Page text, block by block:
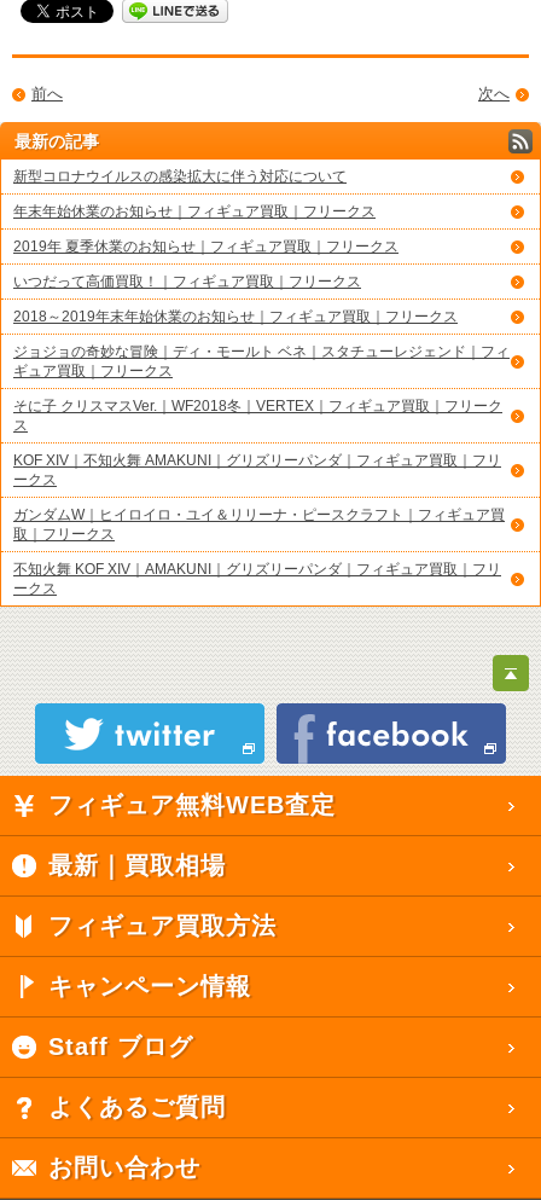
次へ
前へ
最新の記事
新型コロナウイルスの感染拡大に伴う対応について
年末年始休業のお知らせ｜フィギュア買取｜フリークス
2019年 夏季休業のお知らせ｜フィギュア買取｜フリークス
いつだって高価買取！｜フィギュア買取｜フリークス
2018～2019年末年始休業のお知らせ｜フィギュア買取｜フリークス
ジョジョの奇妙な冒険｜ディ・モールト ベネ｜スタチューレジェンド｜フィ
ギュア買取｜フリークス
そに子 クリスマスVer.｜WF2018冬｜VERTEX｜フィギュア買取｜フリーク
ス
KOF XIV｜不知火舞 AMAKUNI｜グリズリーパンダ｜フィギュア買取｜フリ
ークス
ガンダムW｜ヒイロイロ・ユイ＆リリーナ・ピースクラフト｜フィギュア買
取｜フリークス
不知火舞 KOF XIV｜AMAKUNI｜グリズリーパンダ｜フィギュア買取｜フリ
ークス
フィギュア無料WEB査定
最新｜買取相場
フィギュア買取方法
キャンペーン情報
Staff ブログ
よくあるご質問
お問い合わせ